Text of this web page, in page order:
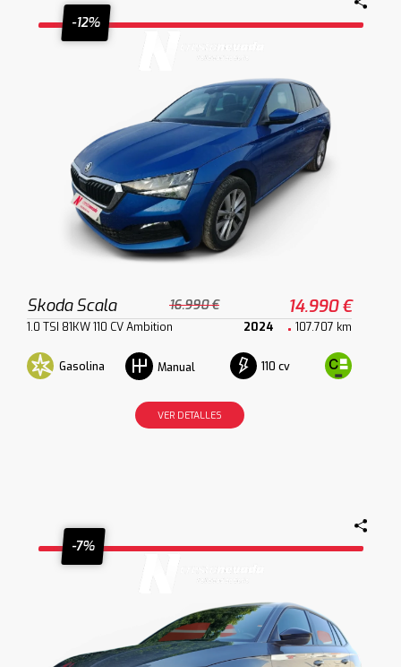
-12%
Skoda Scala 16.990 € 14.990 €
1.0 TSI 81KW 110 CV Ambition 2024 107.707 km
Gasolina Manual 110 cv
VER DETALLES
-7%